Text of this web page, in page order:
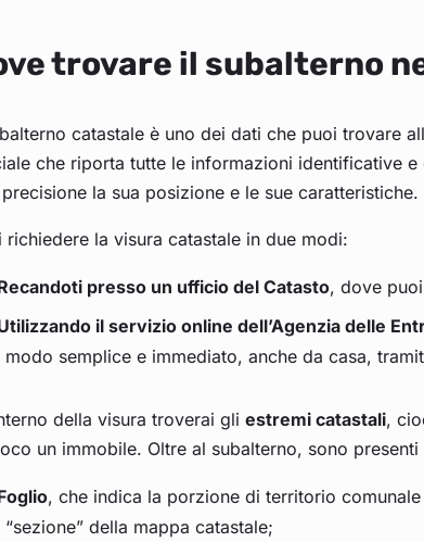
trovare il subalterno
catastale è uno dei dati che puoi trovare
che riporta tutte le informazioni identificative
la sua posizione e le sue caratteristiche.
richiedere la visura catastale in due modi:
presso un ufficio del Catasto, dove
il servizio online dell’Agenzia delle
modo semplice e immediato, anche da casa,
della visura troverai gli estremi catastali,
un immobile. Oltre al subalterno, sono presenti
, che indica la porzione di territorio
“sezione” della mappa catastale;